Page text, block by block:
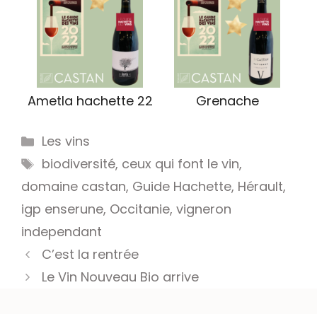
Ametla hachette 22 Grenache
Catégories
Les vins
Étiquettes
biodiversité, ceux qui font le vin,
domaine castan, Guide Hachette, Hérault,
igp enserune, Occitanie, vigneron
independant
C’est la rentrée
Le Vin Nouveau Bio arrive